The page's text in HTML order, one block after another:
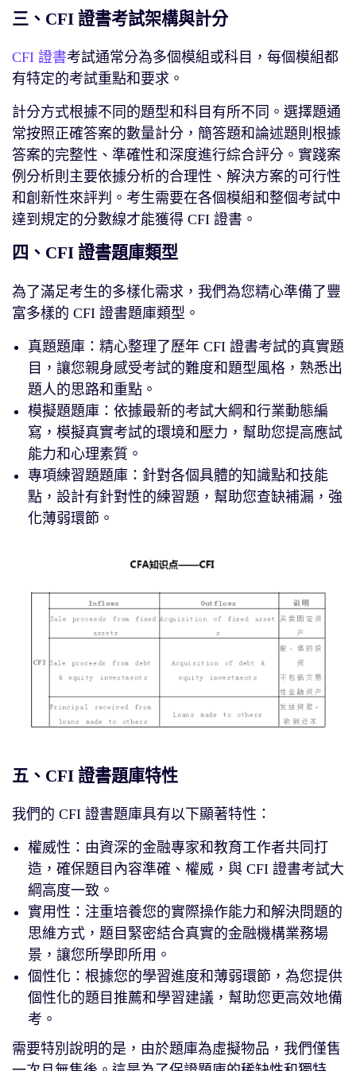
三、CFI 證書考試架構與計分
CFI 證書考試通常分為多個模組或科目，每個模組都
有特定的考試重點和要求。
計分方式根據不同的題型和科目有所不同。選擇題通
常按照正確答案的數量計分，簡答題和論述題則根據
答案的完整性、準確性和深度進行綜合評分。實踐案
例分析則主要依據分析的合理性、解決方案的可行性
和創新性來評判。考生需要在各個模組和整個考試中
達到規定的分數線才能獲得 CFI 證書。
四、CFI 證書題庫類型
為了滿足考生的多樣化需求，我們為您精心準備了豐
富多樣的 CFI 證書題庫類型。
真題題庫：精心整理了歷年 CFI 證書考試的真實題
目，讓您親身感受考試的難度和題型風格，熟悉出
題人的思路和重點。
模擬題題庫：依據最新的考試大綱和行業動態編
寫，模擬真實考試的環境和壓力，幫助您提高應試
能力和心理素質。
專項練習題題庫：針對各個具體的知識點和技能
點，設計有針對性的練習題，幫助您查缺補漏，強
化薄弱環節。
五、CFI 證書題庫特性
我們的 CFI 證書題庫具有以下顯著特性：
權威性：由資深的金融專家和教育工作者共同打
造，確保題目內容準確、權威，與 CFI 證書考試大
綱高度一致。
實用性：注重培養您的實際操作能力和解決問題的
思維方式，題目緊密結合真實的金融機構業務場
景，讓您所學即所用。
個性化：根據您的學習進度和薄弱環節，為您提供
個性化的題目推薦和學習建議，幫助您更高效地備
考。
需要特別說明的是，由於題庫為虛擬物品，我們僅售